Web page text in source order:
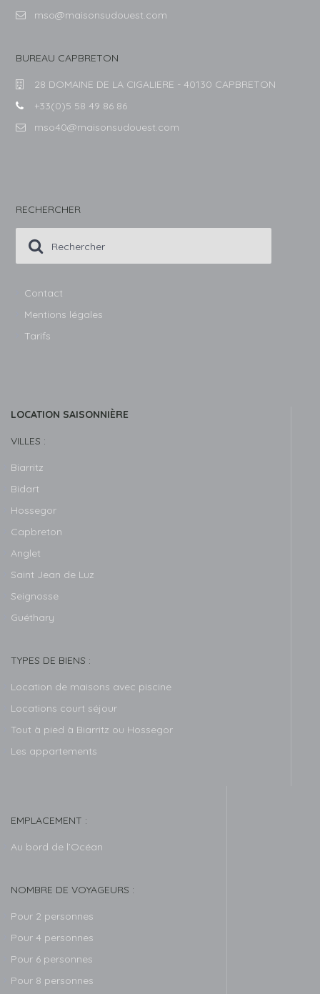
mso@maisonsudouest.com
BUREAU CAPBRETON
28 DOMAINE DE LA CIGALIERE - 40130 CAPBRETON
+33(0)5 58 49 86 86
mso40@maisonsudouest.com
RECHERCHER
Contact
Mentions légales
Tarifs
LOCATION SAISONNIÈRE
VILLES :
Biarritz
Bidart
Hossegor
Capbreton
Anglet
Saint Jean de Luz
Seignosse
Guéthary
TYPES DE BIENS :
Location de maisons avec piscine
Locations court séjour
Tout à pied à Biarritz ou Hossegor
Les appartements
EMPLACEMENT :
Au bord de l’Océan
NOMBRE DE VOYAGEURS :
Pour 2 personnes
Pour 4 personnes
Pour 6 personnes
Pour 8 personnes